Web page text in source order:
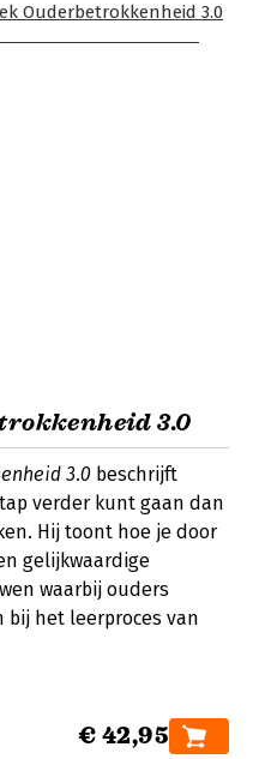
Ouderbetrokkenheid 3.0
3.0
3.0 beschrijft
verder kunt gaan dan
Hij toont hoe je door
gelijkwaardige
waarbij ouders
bij het leerproces van
€ 42,95